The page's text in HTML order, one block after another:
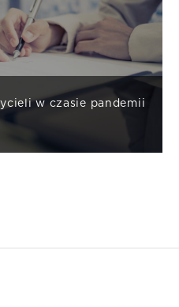
w czasie pandemii